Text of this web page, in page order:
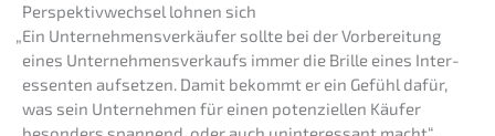
Perspek­tiv­wech­sel lohnen sich
„Ein Unter­neh­mens­ver­käu­fer sollte bei der Vorbe­rei­tung
eines Unter­neh­mens­ver­kaufs immer die Brille eines Inter­
es­sen­ten aufset­zen. Damit bekommt er ein Gefühl dafür,
was sein Unter­neh­men für einen poten­zi­el­len Käufer